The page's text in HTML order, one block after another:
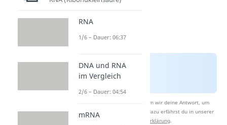
Nach Beantwortung speichern wir deine Antwort, um
Studyflix zu verbessern. Mehr dazu erfährst du in unserer
Datenschutzerklärung.
RNA
1/6 – Dauer: 06:37
DNA und RNA
im Vergleich
2/6 – Dauer: 04:54
mRNA